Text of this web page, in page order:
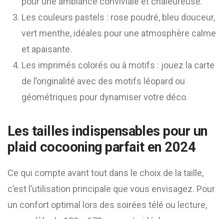
Les couleurs pastels : rose poudré, bleu douceur,
vert menthe, idéales pour une atmosphère calme
et apaisante.
Les imprimés colorés ou à motifs : jouez la carte
de l’originalité avec des motifs léopard ou
géométriques pour dynamiser votre déco.
Les tailles indispensables pour un
plaid cocooning parfait en 2024
Ce qui compte avant tout dans le choix de la taille,
c’est l’utilisation principale que vous envisagez. Pour
un confort optimal lors des soirées télé ou lecture,